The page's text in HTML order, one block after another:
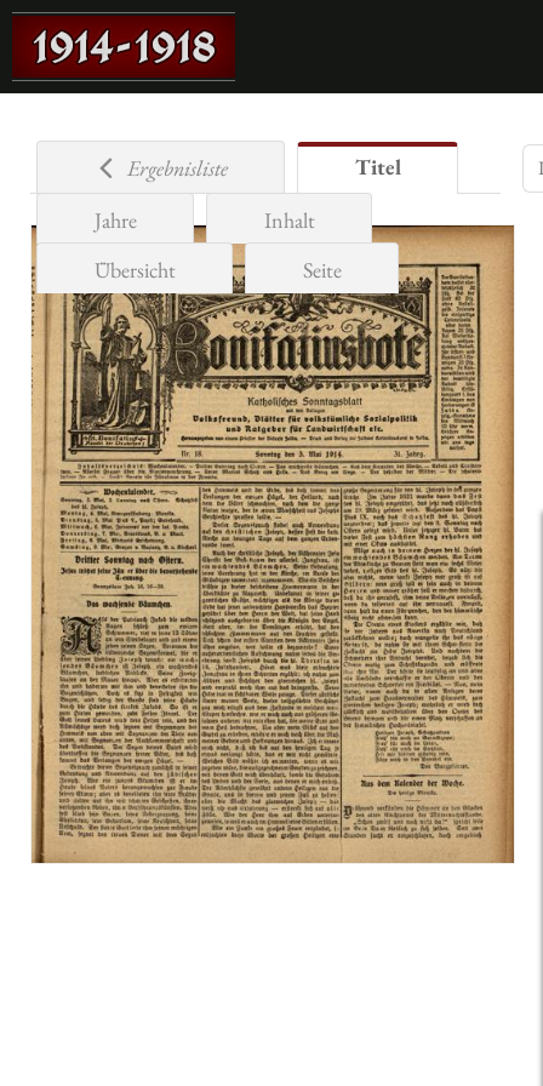
Ergebnisliste
Titel
Jahre
Inhalt
Übersicht
Seite